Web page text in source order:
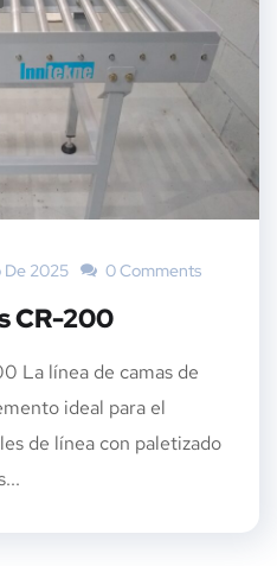
De 2025 0 Comments
CR-200
La línea de camas de
ideal para el
de línea con paletizado